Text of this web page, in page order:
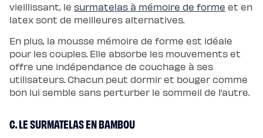
vieillissant, le surmatelas à mémoire de forme et en
latex sont de meilleures alternatives.
En plus, la mousse mémoire de forme est idéale
pour les couples. Elle absorbe les mouvements et
offre une indépendance de couchage à ses
utilisateurs. Chacun peut dormir et bouger comme
bon lui semble sans perturber le sommeil de l’autre.
C. LE SURMATELAS EN BAMBOU